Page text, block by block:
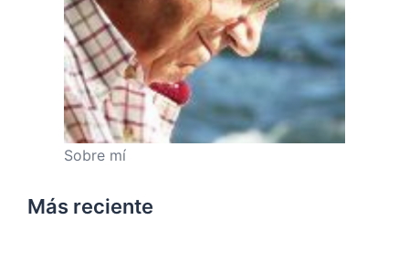
Sobre mí
Más reciente